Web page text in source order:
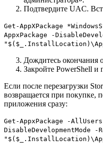
Подтвердите UAC.
Get-AppXPackage
AppxPackage -
Дождитесь окончания
Закройте PowerShell и
Если после перезагрузки
возвращается при покупке,
приложения сразу:
Get-AppxPackage -
DisableDevelopmentMode -